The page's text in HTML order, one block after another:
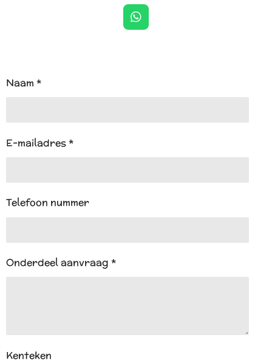
W
h
Naam *
E-mailadres *
Telefoon nummer
Onderdeel aanvraag *
Kenteken